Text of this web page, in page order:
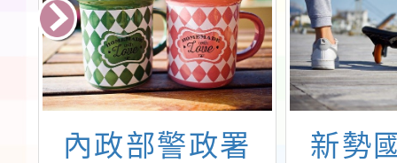
內政部警政署
新勢